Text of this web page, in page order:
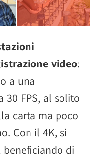
video:
a una
30 FPS, al solito
carta ma poco
Con il 4K, si
beneficiando di